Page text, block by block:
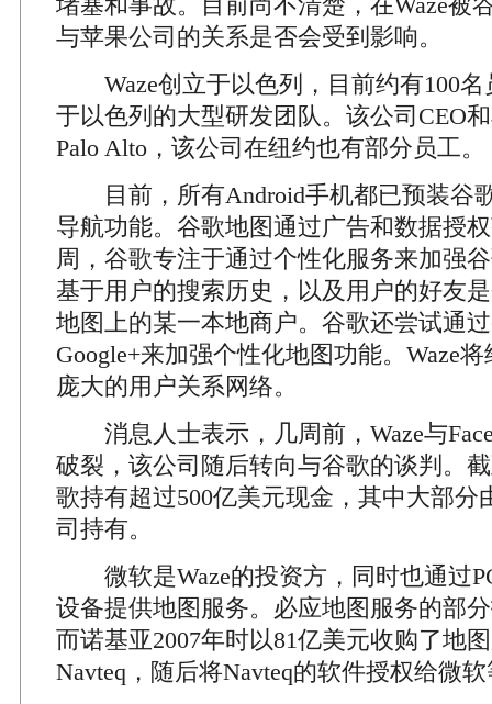
与苹果公司的关系是否会受到影响。
Waze创立于以色列，目前约有100名
于以色列的大型研发团队。该公司CEO
Palo Alto，该公司在纽约也有部分员工。
目前，所有Android手机都已预装谷
导航功能。谷歌地图通过广告和数据授
周，谷歌专注于通过个性化服务来加强
基于用户的搜索历史，以及用户的好友
地图上的某一本地商户。谷歌还尝试通
Google+来加强个性化地图功能。Waze
庞大的用户关系网络。
消息人士表示，几周前，Waze与
破裂，该公司随后转向与谷歌的谈判。
歌持有超过500亿美元现金，其中大部分
司持有。
微软是Waze的投资方，同时也通过
设备提供地图服务。必应地图服务的部
而诺基亚2007年时以81亿美元收购了地
Navteq，随后将Navteq的软件授权给微